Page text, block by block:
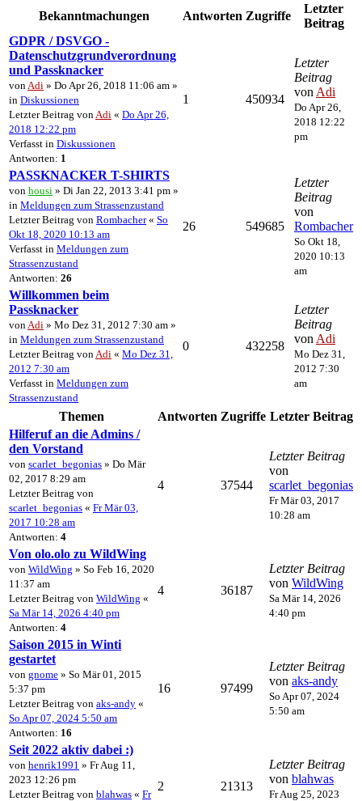
Bekanntmachungen Antworten Zugriffe
Letzter
Beitrag
GDPR / DSVGO -
Datenschutzgrundverordnung
und Passknacker
von Adi » Do Apr 26, 2018 11:06 am »
in Diskussionen
Letzter Beitrag von Adi « Do Apr 26,
2018 12:22 pm
Verfasst in Diskussionen
Antworten: 1
1 450934
Letzter
Beitrag
von Adi
Do Apr 26,
2018 12:22
pm
PASSKNACKER T-SHIRTS
von housi » Di Jan 22, 2013 3:41 pm »
in Meldungen zum Strassenzustand
Letzter Beitrag von Rombacher« So
Okt 18, 2020 10:13 am
Verfasst in Meldungen zum
Strassenzustand
Antworten: 26
26 549685
Letzter
Beitrag
von
Rombacher
So Okt 18,
2020 10:13
am
Willkommen beim
Passknacker
von Adi » Mo Dez 31, 2012 7:30 am »
in Meldungen zum Strassenzustand
Letzter Beitrag von Adi « Mo Dez 31,
2012 7:30 am
Verfasst in Meldungen zum
Strassenzustand
0 432258
Letzter
Beitrag
von Adi
Mo Dez 31,
2012 7:30
am
Themen Antworten Zugriffe Letzter Beitrag
Hilferuf an die Admins /
den Vorstand
von scarlet_begonias » Do Mär
02, 2017 8:29 am
Letzter Beitrag von
scarlet_begonias « Fr Mär 03,
2017 10:28 am
Antworten: 4
4 37544
Letzter Beitrag
von
scarlet_begonias
Fr Mär 03, 2017
10:28 am
Von olo.olo zu WildWing
von WildWing » So Feb 16, 2020
11:37 am
Letzter Beitrag von WildWing «
Sa Mär 14, 2026 4:40 pm
Antworten: 4
4 36187
Letzter Beitrag
von WildWing
Sa Mär 14, 2026
4:40 pm
Saison 2015 in Winti
gestartet
von gnome » So Mär 01, 2015
5:37 pm
Letzter Beitrag von aks-andy «
So Apr 07, 2024 5:50 am
Antworten: 16
16 97499
Letzter Beitrag
von aks-andy
So Apr 07, 2024
5:50 am
Seit 2022 aktiv dabei :)
von henrik1991 » Fr Aug 11,
2023 12:26 pm
Letzter Beitrag von blahwas « Fr
2 21313
Letzter Beitrag
von blahwas
Fr Aug 25, 2023